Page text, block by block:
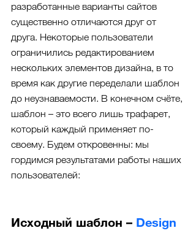
разработанные варианты сайтов
существенно отличаются друг от
друга. Некоторые пользователи
ограничились редактированием
нескольких элементов дизайна, в то
время как другие переделали шаблон
до неузнаваемости. В конечном счёте,
шаблон – это всего лишь трафарет,
который каждый применяет по-
своему. Будем откровенны: мы
гордимся результатами работы наших
пользователей:
Исходный шаблон – Design